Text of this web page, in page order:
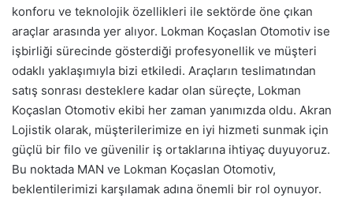
konforu ve teknolojik özellikleri ile sektörde öne çıkan
araçlar arasında yer alıyor. Lokman Koçaslan Otomotiv ise
işbirliği sürecinde gösterdiği profesyonellik ve müşteri
odaklı yaklaşımıyla bizi etkiledi. Araçların teslimatından
satış sonrası desteklere kadar olan süreçte, Lokman
Koçaslan Otomotiv ekibi her zaman yanımızda oldu. Akran
Lojistik olarak, müşterilerimize en iyi hizmeti sunmak için
güçlü bir filo ve güvenilir iş ortaklarına ihtiyaç duyuyoruz.
Bu noktada MAN ve Lokman Koçaslan Otomotiv,
beklentilerimizi karşılamak adına önemli bir rol oynuyor.